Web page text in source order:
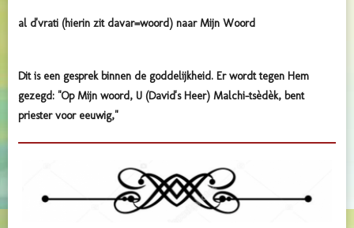
al d'vrati (hierin zit davar=woord) naar Mijn Woord
Dit is een gesprek binnen de goddelijkheid. Er wordt tegen Hem
gezegd: "Op Mijn woord, U (David's Heer) Malchi-tsèdèk, bent
priester voor eeuwig,"